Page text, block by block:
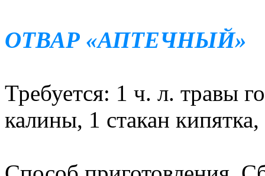
ОТВАР «АПТЕЧНЫЙ»
Требуется: 1 ч. л. травы
калины, 1 стакан